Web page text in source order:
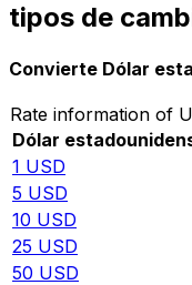
tipos de
Convierte Dólar
Rate information of
Dólar
1 USD
5 USD
10 USD
25 USD
50 USD